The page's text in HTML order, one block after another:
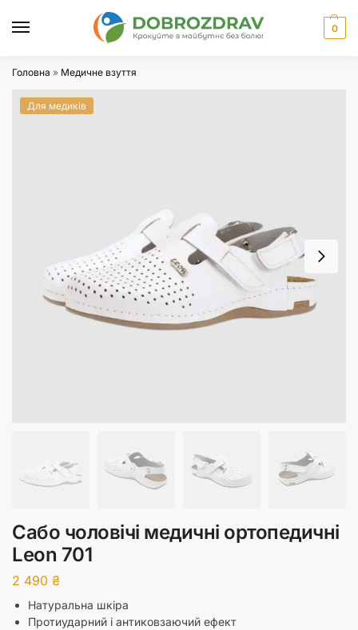
0
Головна » Медичне взуття
Для медиків
Сабо чоловічі медичні ортопедичні
Leon 701
2 490 ₴
Натуральна шкіра
Протиударний і антиковзаючий ефект